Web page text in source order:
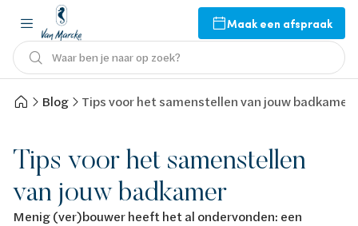
Maak een afspraak
Waar ben je naar op zoek?
Blog Tips voor het samenstellen van jouw badkamer
Tips voor het samenstellen
van jouw badkamer
Menig (ver)bouwer heeft het al ondervonden: een